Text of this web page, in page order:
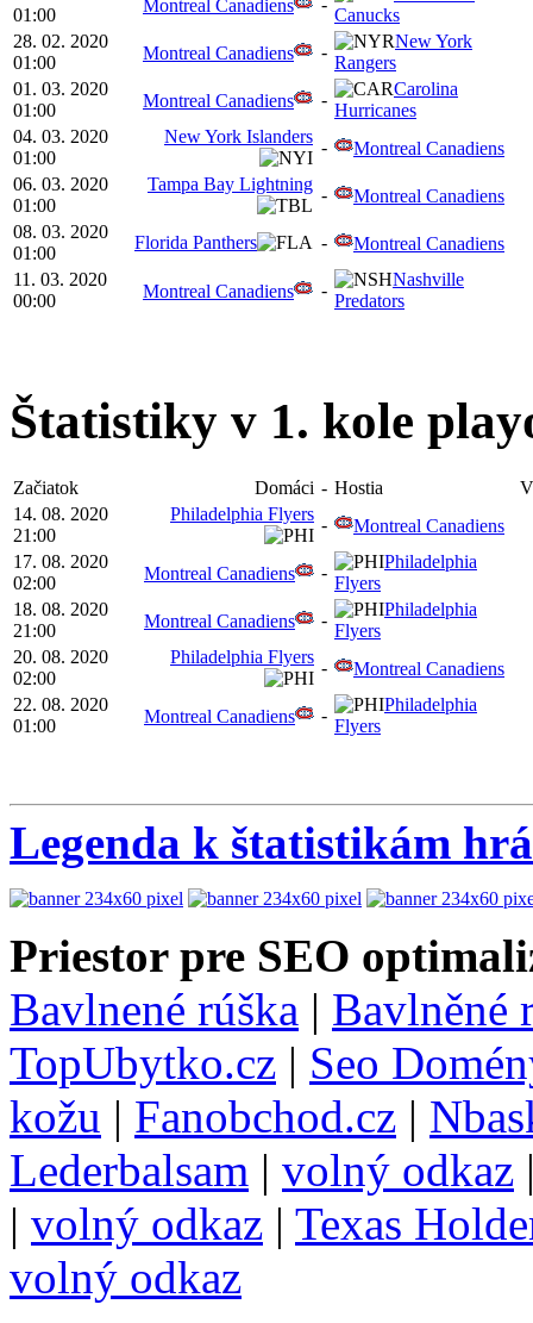
01:00
Montreal Canadiens
Canucks
28. 02. 2020
01:00
Montreal Canadiens -
New York
Rangers
01. 03. 2020
01:00
Montreal Canadiens -
Carolina
Hurricanes
04. 03. 2020
01:00
New York Islanders
-
Montreal Canadiens
06. 03. 2020
01:00
Tampa Bay Lightning
-
Montreal Canadiens
08. 03. 2020
01:00
Florida Panthers -
Montreal Canadiens
11. 03. 2020
00:00
Montreal Canadiens -
Nashville
Predators
Štatistiky v 1. kole
Začiatok Domáci - Hostia
14. 08. 2020
21:00
Philadelphia Flyers
-
Montreal Canadiens
17. 08. 2020
02:00
Montreal Canadiens -
Philadelphia
Flyers
18. 08. 2020
21:00
Montreal Canadiens -
Philadelphia
Flyers
20. 08. 2020
02:00
Philadelphia Flyers
-
Montreal Canadiens
22. 08. 2020
01:00
Montreal Canadiens -
Philadelphia
Flyers
Legenda k štatistikám
Priestor pre SEO
Bavlnené rúška | Bavlněné
TopUbytko.cz | Seo
kožu | Fanobchod.cz |
Lederbalsam | volný odkaz
| volný odkaz | Texas
volný odkaz